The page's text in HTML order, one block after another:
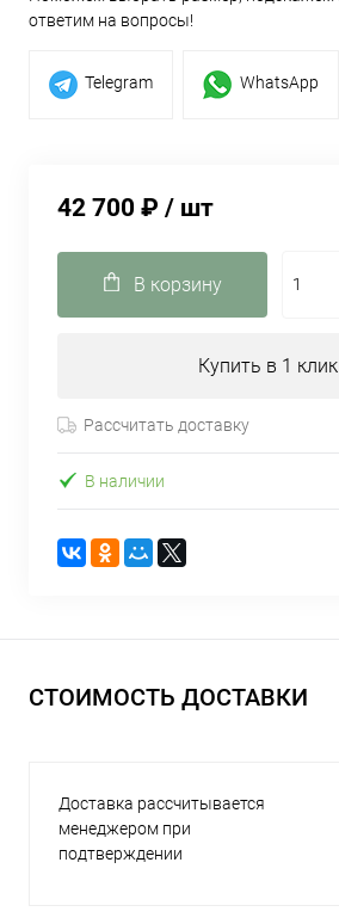
ответим на вопросы!
Telegram WhatsApp
42 700 ₽ / шт
В корзину
Купить в 1 клик
Рассчитать доставку
В наличии
СТОИМОСТЬ ДОСТАВКИ
Доставка рассчитывается
менеджером при
подтверждении